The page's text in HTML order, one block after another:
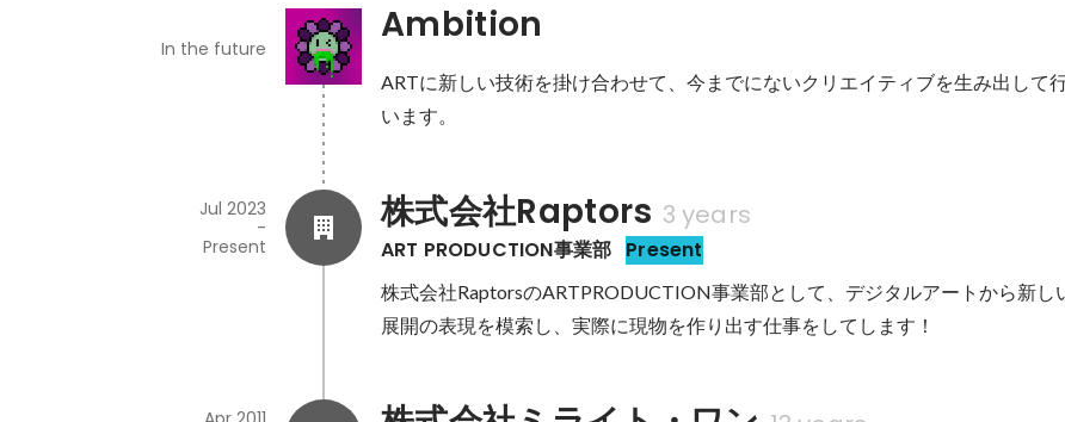
Ambition
In the future
ARTに新しい技術を掛け合わせて、今までにないクリエイティブを生み出して
います。
株式会社Raptors 3 years
ART PRODUCTION事業部 Present
Jul 2023
-
Present
株式会社RaptorsのARTPRODUCTION事業部として、デジタルアートから新し
展開の表現を模索し、実際に現物を作り出す仕事をしてします！